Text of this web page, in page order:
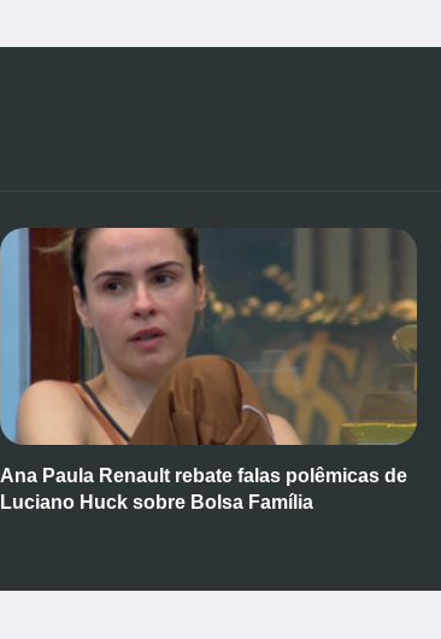
Ana Paula Renault rebate falas polêmicas de
Luciano Huck sobre Bolsa Família